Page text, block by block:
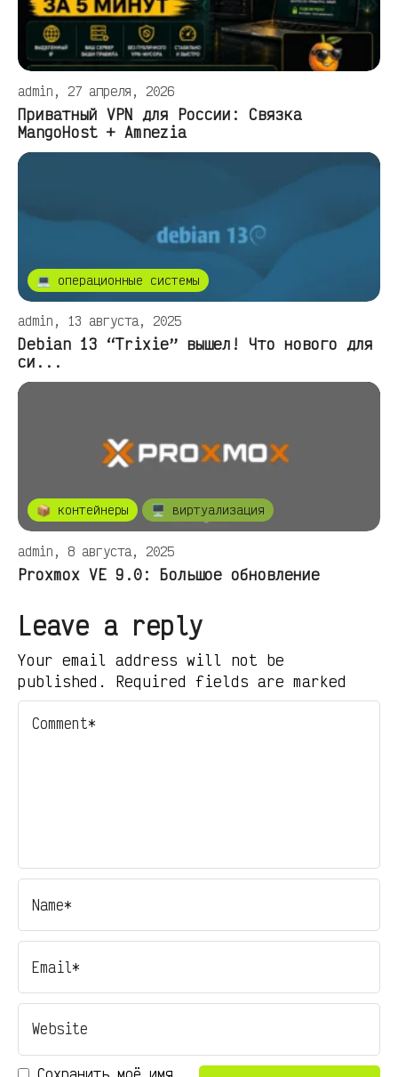
admin, 27 апреля, 2026
Приватный VPN для России: Связка
MangoHost + Amnezia
💻 операционные системы
admin, 13 августа, 2025
Debian 13 “Trixie” вышел! Что нового для
си...
📦 контейнеры 🖥️ виртуализация
admin, 8 августа, 2025
Proxmox VE 9.0: Большое обновление
Leave a reply
Your email address will not be
published. Required fields are marked